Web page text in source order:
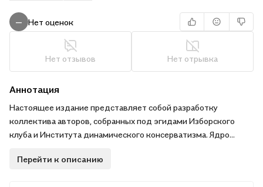
— Нет оценок
Нет отзывов Нет отрывка
Аннотация
Настоящее издание представляет собой разработку
коллектива авторов, собранных под эгидами Изборского
клуба и Института динамического консерватизма. Ядро
Калашников, К. Черемных) — это та же команда, которая в
Перейти к описанию